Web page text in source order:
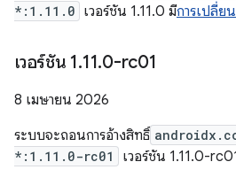
*:1.11.0 เวอร์ชัน 1.11.0 มีการเปลี่ย
เวอร์ชัน 1.11.0-rc01
8 เมษายน 2026
ระบบจะถอนการอ้างสิทธิ์
*:1.11.0-rc01
เวอร์ชัน 1.11.0-